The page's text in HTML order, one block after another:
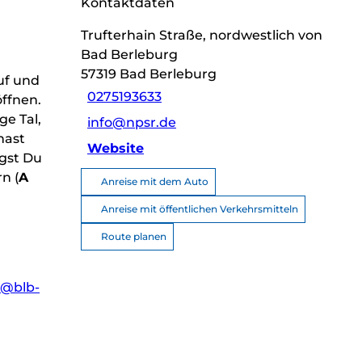
und
Tal,
Du
(A
Trufterhain Straße, nordwestlich von
Bad Berleburg
57319 Bad Berleburg
0275193633
info@npsr.de
Website
Anreise mit dem Auto
Anreise mit öffentlichen Verkehrsmitteln
Route planen